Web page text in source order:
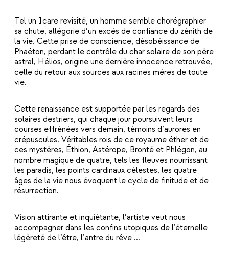
Tel un Icare revisité, un homme semble chorégraphier
sa chute, allégorie d’un excès de confiance du zénith de
la vie. Cette prise de conscience, désobéissance de
Phaéton, perdant le contrôle du char solaire de son père
astral, Hélios, origine une dernière innocence retrouvée,
celle du retour aux sources aux racines mères de toute
vie.
Cette renaissance est supportée par les regards des
solaires destriers, qui chaque jour poursuivent leurs
courses effrénées vers demain, témoins d’aurores en
crépuscules. Véritables rois de ce royaume éther et de
ces mystères, Éthion, Astérope, Bronté et Phlégon, au
nombre magique de quatre, tels les fleuves nourrissant
les paradis, les points cardinaux célestes, les quatre
âges de la vie nous évoquent le cycle de finitude et de
résurrection.
Vision attirante et inquiétante, l’artiste veut nous
accompagner dans les confins utopiques de l’éternelle
légèreté de l’être, l’antre du rêve ...